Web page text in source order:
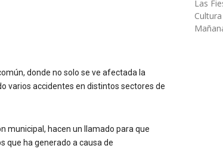
donde no solo se ve afectada la
varios accidentes en distintos sectores de
municipal, hacen un llamado para que
que ha generado a causa de
Las